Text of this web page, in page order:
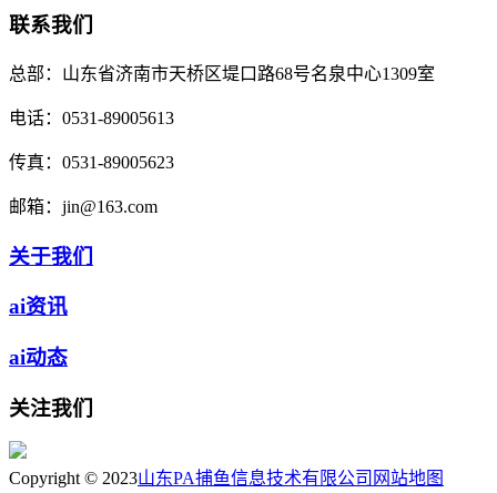
联系我们
总部： 山东省济南市天桥区堤口路68号名泉中心1309室
电话： 0531-89005613
传真： 0531-89005623
邮箱： jin@163.com
关于我们
ai资讯
ai动态
关注我们
Copyright © 2023山东PA捕鱼信息技术有限公司 网站地图